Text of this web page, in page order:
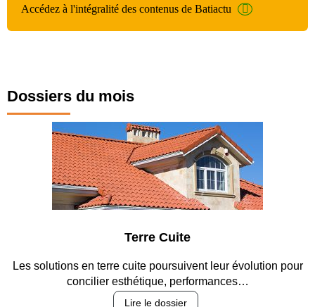
Accédez à l'intégralité des contenus de Batiactu
Dossiers du mois
leur évolution pour
Entre circulation, sécurisation des